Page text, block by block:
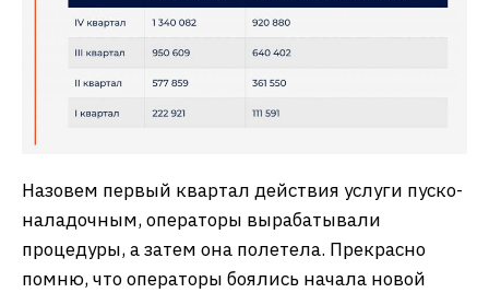
Назовем первый квартал действия услуги пуско-
наладочным, операторы вырабатывали
процедуры, а затем она полетела. Прекрасно
помню, что операторы боялись начала новой